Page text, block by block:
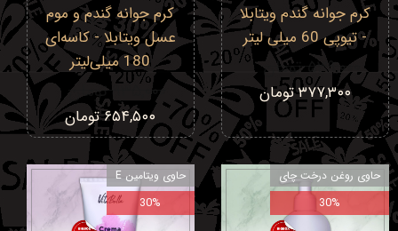
کرم جوانه گندم ویتابلا
- تیوپی 60 میلی‌ لیتر
۵۳۹,۰۰۰ تومان
۳۷۷,۳۰۰ تومان
کرم جوانه گندم و موم
عسل ویتابلا - کاسه‌ای
180 میلی‌لیتر
۹۳۵,۰۰۰ تومان
۶۵۴,۵۰۰ تومان
حاوی روغن درخت چای
30%
حاوی ویتامین E
30%